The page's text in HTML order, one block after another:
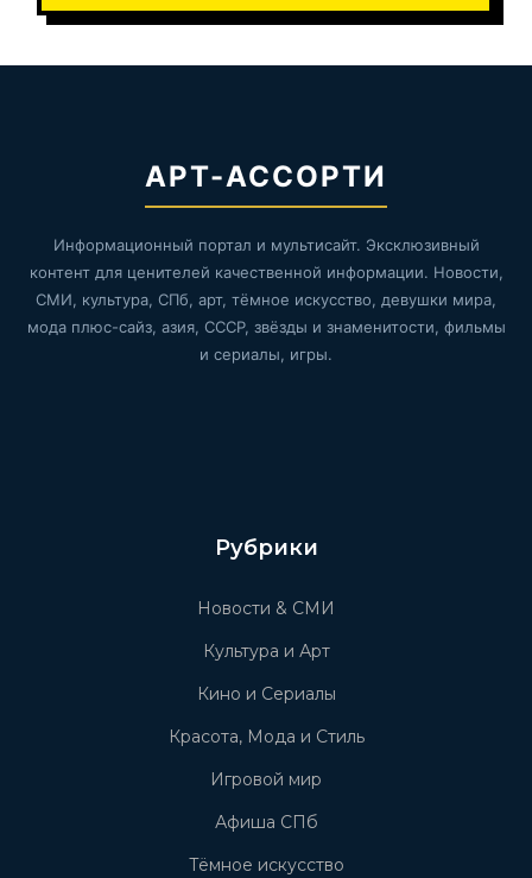
АРТ-АССОРТИ
Информационный портал и мультисайт. Эксклюзивный
контент для ценителей качественной информации. Новости,
СМИ, культура, СПб, арт, тёмное искусство, девушки мира,
мода плюс-сайз, азия, СССР, звёзды и знаменитости, фильмы
и сериалы, игры.
Рубрики
Новости & СМИ
Культура и Арт
Кино и Сериалы
Красота, Мода и Стиль
Игровой мир
Афиша СПб
Тёмное искусство